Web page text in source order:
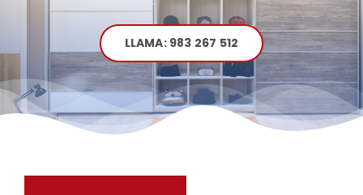
LLAMA: 983 267 512